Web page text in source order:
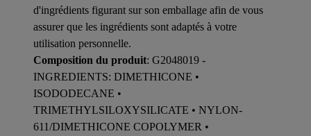
d'ingrédients figurant sur son emballage afin de vous
assurer que les ingrédients sont adaptés à votre
utilisation personnelle.
Composition du produit: G2048019 -
INGREDIENTS: DIMETHICONE •
ISODODECANE •
TRIMETHYLSILOXYSILICATE • NYLON-
611/DIMETHICONE COPOLYMER •